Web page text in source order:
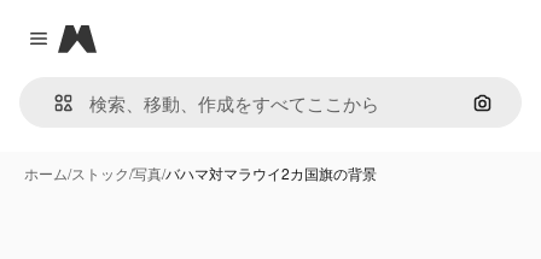
Close menu
Magnific
画像で
ホーム/ストック/写真/バハマ対マラウイ2カ国旗の背景